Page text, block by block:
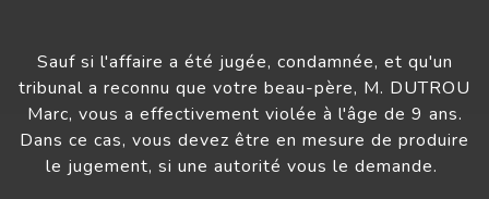
Sauf si l'affaire a été jugée, condamnée, et qu'un
tribunal a reconnu que votre beau-père, M. DUTROU
Marc, vous a effectivement violée à l'âge de 9 ans.
Dans ce cas, vous devez être en mesure de produire
le jugement, si une autorité vous le demande.